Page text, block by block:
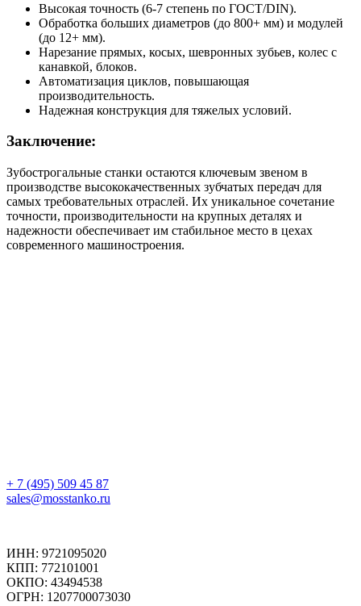
Высокая точность (6-7 степень по ГОСТ/DIN).
Обработка больших диаметров (до 800+ мм) и модулей
(до 12+ мм).
Нарезание прямых, косых, шевронных зубьев, колес с
канавкой, блоков.
Автоматизация циклов, повышающая
производительность.
Надежная конструкция для тяжелых условий.
Заключение:
Зубострогальные станки остаются ключевым звеном в
производстве высококачественных зубчатых передач для
самых требовательных отраслей. Их уникальное сочетание
точности, производительности на крупных деталях и
надежности обеспечивает им стабильное место в цехах
современного машиностроения.
+ 7 (495) 509 45 87
sales@mosstanko.ru
ИНН: 9721095020
КПП: 772101001
ОКПО: 43494538
ОГРН: 1207700073030